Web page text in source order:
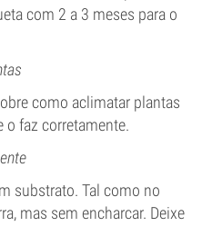
com 2 a 3 meses para o
como aclimatar plantas
o faz corretamente.
substrato. Tal como no
mas sem encharcar. Deixe